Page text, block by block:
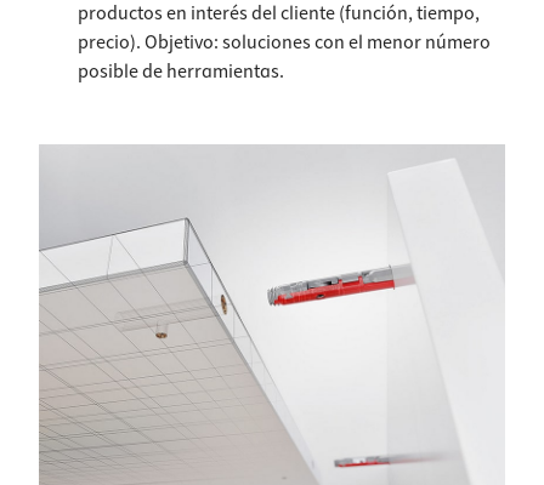
productos en interés del cliente (función, tiempo,
precio). Objetivo: soluciones con el menor número
posible de herramientas.